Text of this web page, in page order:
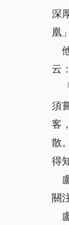
深
凰
他
云：
「
須
客
散
得
盧
關
盧